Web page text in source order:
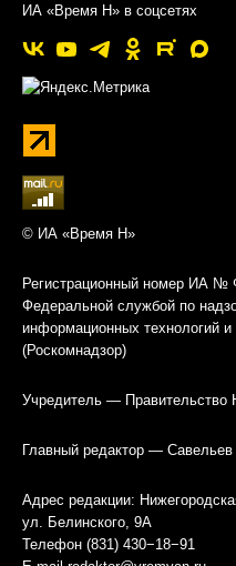
ИА «Время Н» в соцсетях
© ИА «Время Н»
Регистрационный номер ИА №
Федеральной службой по
информационных технологий
(Роскомнадзор)
Учредитель — Правительство
Главный редактор —
Адрес редакции:
ул. Белинского, 9А
Телефон (831) 430−18−91